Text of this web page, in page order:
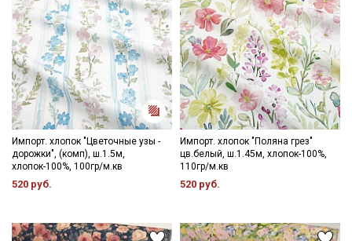
Импорт. хлопок "Цветочные узы -
дорожки", (комп), ш.1.5м,
хлопок-100%, 100гр/м.кв
520 руб.
Импорт. хлопок "Поляна грез"
цв.белый, ш.1.45м, хлопок-100%,
110гр/м.кв
520 руб.